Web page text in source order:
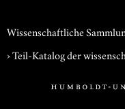
Wissenschaftliche
› Teil-Katalog der